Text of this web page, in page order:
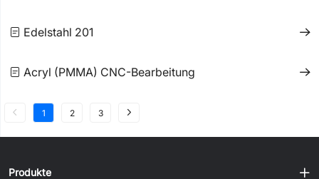
Edelstahl 201
Acryl (PMMA) CNC-Bearbeitung
1 2 3
Produkte